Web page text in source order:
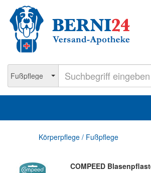
Körperpflege / Fußpflege
COMPEED